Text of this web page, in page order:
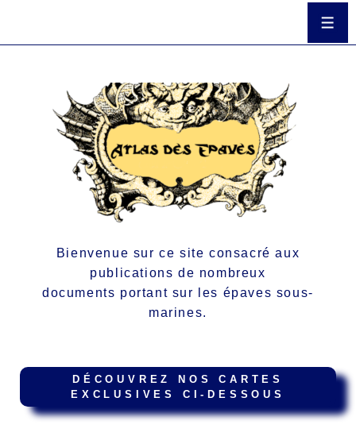
Bienvenue sur ce site consacré aux
publications de nombreux
documents portant sur les épaves sous-
marines.
DÉCOUVREZ NOS CARTES
EXCLUSIVES CI-DESSOUS